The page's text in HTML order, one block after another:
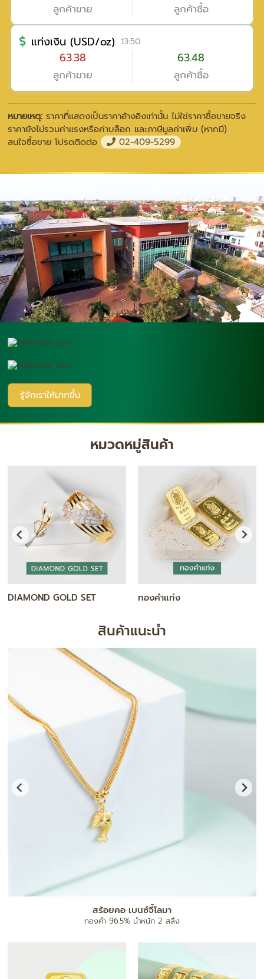
ลูกค้าขาย
ลูกค้าซื้อ
แท่งเงิน (USD/oz) 13:50
63.38
ลูกค้าขาย
63.48
ลูกค้าซื้อ
หมายเหตุ:ราคาที่แสดงเป็นราคาอ้างอิงเท่านั้น ไม่ใช่ราคาซื้อขายจริง
ราคายังไม่รวมค่าแรงหรือค่าบล็อก และภาษีมูลค่าเพิ่ม (หากมี)
สนใจซื้อขาย โปรดติดต่อ
02-409-5299
รู้จักเราให้มากขึ้น
หมวดหมู่สินค้า
สร้อยคอ กำไล / สร้อยข้อมือ
สินค้าแนะนำ
แผ่นทองมงคล
ทองคำ 96.5% น้ำหนัก 0.1 กรัม